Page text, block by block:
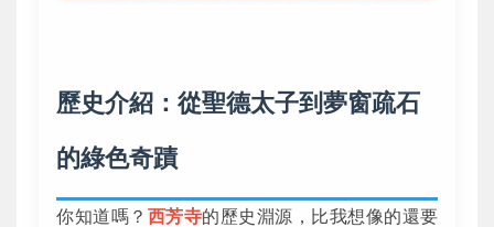
歷史介紹：從聖德太子到夢窗疏石
的綠色奇蹟
你知道嗎？ 西芳寺的歷史淵源，比我想像的還要